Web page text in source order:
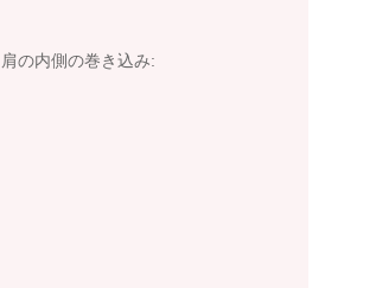
肩の内側の巻き込み: